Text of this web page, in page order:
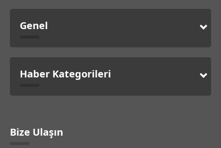
Genel
Haber Kategorileri
Bize Ulaşın